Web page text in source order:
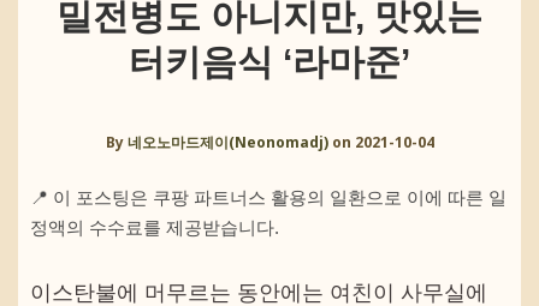
밀전병도 아니지만, 맛있는
터키음식 ‘라마준’
By네오노마드제이(Neonomadj) on 2021-10-04
📍 이 포스팅은 쿠팡 파트너스 활용의 일환으로 이에 따른 일
정액의 수수료를 제공받습니다.
이스탄불에 머무르는 동안에는 여친이 사무실에